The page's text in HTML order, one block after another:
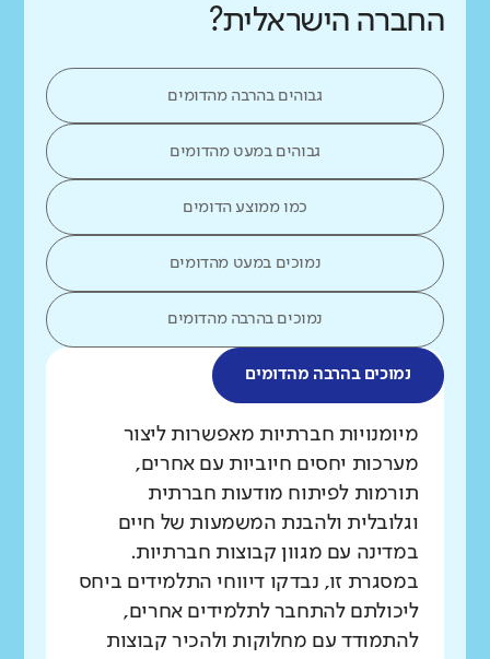
החברה הישראלית?
גבוהים בהרבה מהדומים
גבוהים במעט מהדומים
כמו ממוצע הדומים
נמוכים במעט מהדומים
נמוכים בהרבה מהדומים
נמוכים בהרבה מהדומים
מיומנויות חברתיות מאפשרות ליצור
מערכות יחסים חיוביות עם אחרים,
תורמות לפיתוח מודעות חברתית
וגלובלית ולהבנת המשמעות של חיים
במדינה עם מגוון קבוצות חברתיות.
במסגרת זו, נבדקו דיווחי התלמידים ביחס
ליכולתם להתחבר לתלמידים אחרים,
להתמודד עם מחלוקות ולהכיר קבוצות